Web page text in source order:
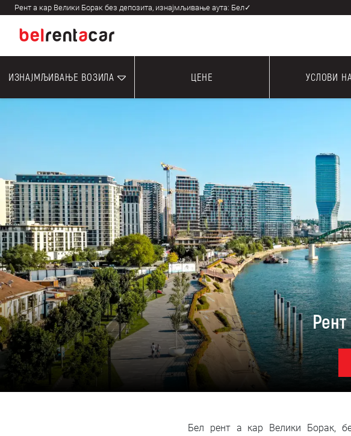
Рент а кар Велики Борак без депозита, изнајмљивање аута: Бел✓
ИЗНАЈМЉИВАЊЕ ВОЗИЛА ЦЕНЕ УСЛОВИ
Бел рент а кар Велики